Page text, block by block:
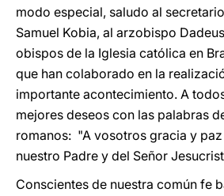
modo especial, saludo al
Samuel Kobia, al arzobispo
obispos de la Iglesia católica en
que han colaborado en la
importante acontecimiento. A
mejores deseos con las palabras
romanos: "A vosotros gracia y
nuestro Padre y del Señor
Conscientes de nuestra común fe